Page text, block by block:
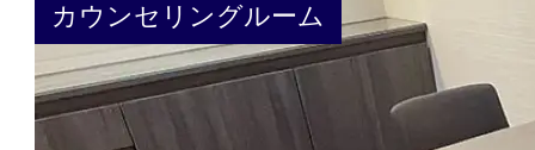
カウンセリングルーム